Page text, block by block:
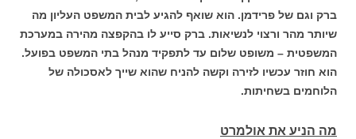
ברק וגם של פרידמן. הוא שואף להגיע לבית המשפט העליון מה
שיותר מהר ורצוי לנשיאות. ברק סייע לו בהקפצה מהירה במערכת
המשפטית – משופט שלום עד לתפקיד מנהל בתי המשפט בפועל.
הוא חוזר עכשיו לזירה וקשה להניח שהוא שייך לאסכולה של
הלוחמים בשחיתות.
מה הניע את אולמרט